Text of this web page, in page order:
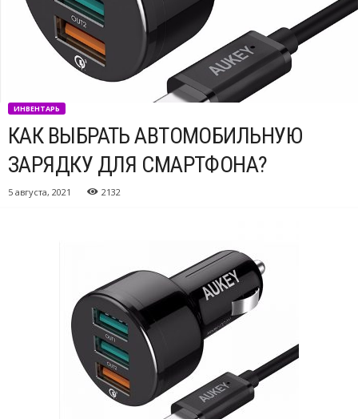
ИНВЕНТАРЬ
КАК ВЫБРАТЬ АВТОМОБИЛЬНУЮ
ЗАРЯДКУ ДЛЯ СМАРТФОНА?
5 августа, 2021 2132